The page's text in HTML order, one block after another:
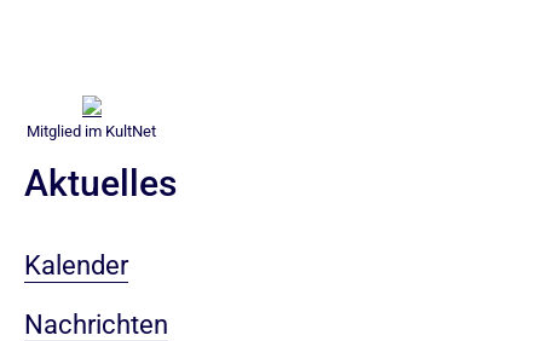
Mitglied im KultNet
Aktuelles
Kalender
Nachrichten